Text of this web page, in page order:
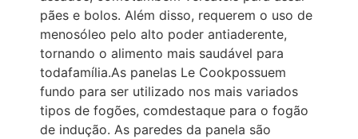
pães e bolos. Além disso, requerem o uso de
menosóleo pelo alto poder antiaderente,
tornando o alimento mais saudável para
todafamília.As panelas Le Cookpossuem
fundo para ser utilizado nos mais variados
tipos de fogões, comdestaque para o fogão
de indução. As paredes da panela são